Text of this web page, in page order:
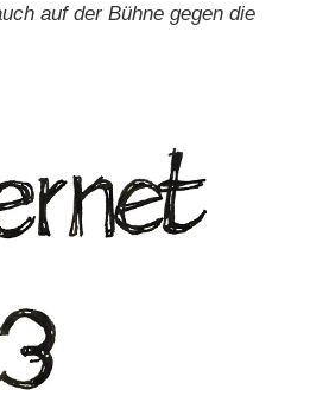
auf der Bühne gegen die